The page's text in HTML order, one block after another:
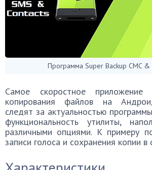
Программа Super Backup CMC &
Самое скоростное приложение
копирования файлов на
следят за актуальностью
функциональность утилиты,
различными опциями. К примеру
записи голоса и сохранения копии